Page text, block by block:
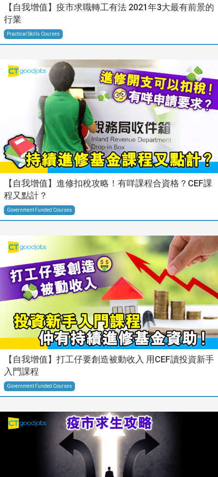
【自我增值】疫市求職轉工有法 2021年3大最有前景的
行業
Practical Skills Courses
【自我增值】進修扣稅攻略！有咩課程合資格？CEF課
程又點計？
Government Funded Courses
【自我增值】打工仔要創造被動收入 用CEF讀投資新手
入門課程
Government Funded Courses